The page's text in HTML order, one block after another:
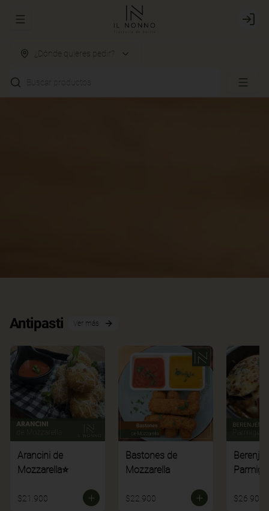
Abrir menu de navegación Login
¿Dónde quieres pedir?
Buscar productos
Antipasti Ver más
Arancini de
Mozzarella⭐
$21.900
Bastones de
Mozzarella
$22.900 $26.900